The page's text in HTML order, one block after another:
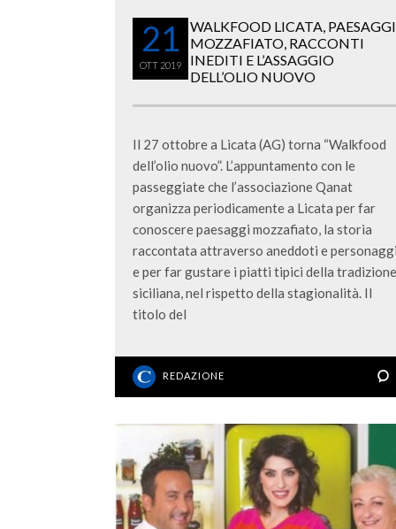
21
OTT 2019
WALKFOOD LICATA, PAESAGGI
MOZZAFIATO, RACCONTI
INEDITI E L’ASSAGGIO
DELL’OLIO NUOVO
Il 27 ottobre a Licata (AG) torna “Walkfood
dell’olio nuovo”. L’appuntamento con le
passeggiate che l’associazione Qanat
organizza periodicamente a Licata per far
conoscere paesaggi mozzafiato, la storia
raccontata attraverso aneddoti e
e per far gustare i piatti tipici della tradizione
siciliana, nel rispetto della stagionalità. Il
titolo del
REDAZIONE